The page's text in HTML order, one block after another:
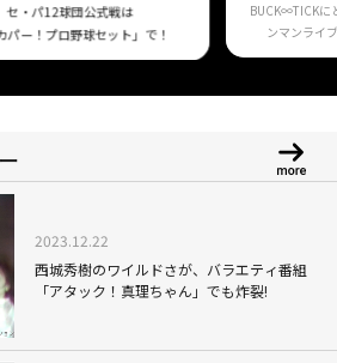
セ・パ12球団公式戦は
パー！プロ野球セット」で！
BUCK∞TICKに
ンマンライ
2023.12.22
西城秀樹のワイルドさが、バラエティ番組
「アタック！真理ちゃん」でも炸裂!